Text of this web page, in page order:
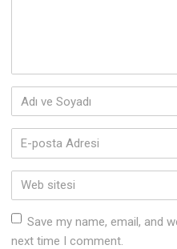
Adı
ve
Soyadı*
E-
posta
Adresi*
Web
sitesi
Save my name, email, and
next time I comment.